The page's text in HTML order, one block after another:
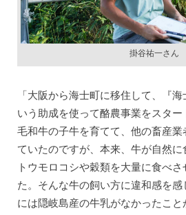
掛谷祐一さん
「大阪から海士町に移住して、『
いう助成を使って酪農事業をスタ
毛和牛の子牛を育てて、他の畜産
ていたのですが、本来、牛が自然に
トウモロコシや穀類を大量に食べ
た。そんな牛の飼い方に違和感を
には隠岐島産の牛乳がなかったこ